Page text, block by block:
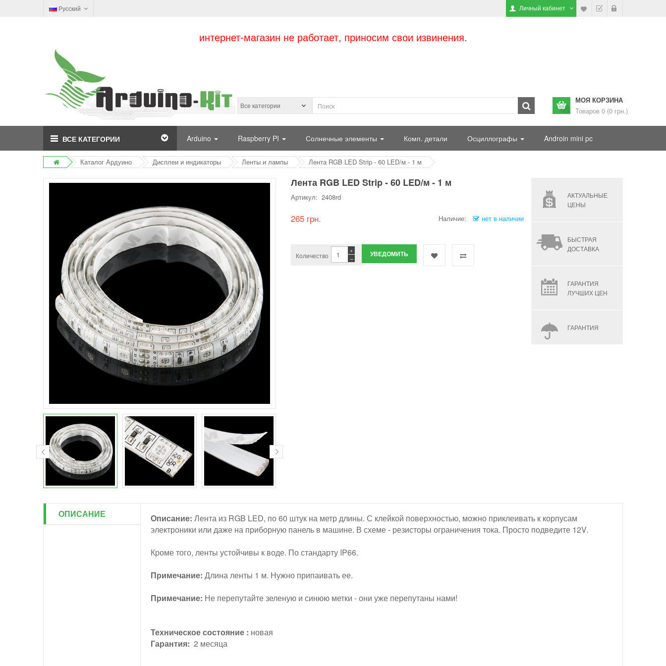
Русский Личный кабинет
интернет-магазин не работает, приносим свои извинения.
МОЯ КОРЗИНА
Товаров 0 (0 грн.)
ВСЕ КАТЕГОРИИ Arduino Raspberry PI Солнечные элементы Комп. детали Осциллографы Androin mini pc
Каталог Ардуино Дисплеи и индикаторы Ленты и лампы Лента RGB LED Strip - 60 LED/м - 1 м
Лента RGB LED Strip - 60 LED/м - 1 м
Артикул: 2408rd
265 грн. Наличие: нет в наличии
Количество −
+ УВЕДОМИТЬ
АКТУАЛЬНЫЕ
ЦЕНЫ
БЫСТРАЯ
ДОСТАВКА
ГАРАНТИЯ
ЛУЧШИХ ЦЕН
ГАРАНТИЯ
ОПИСАНИЕ Описание: Лента из RGB LED, по 60 штук на метр длины. С клейкой поверхностью, можно приклеивать к корпусам
электроники или даже на приборную панель в машине. В схеме - резисторы ограничения тока. Просто подведите 12V.
Кроме того, ленты устойчивы к воде. По стандарту IP66.
Примечание: Длина ленты 1 м. Нужно припаивать ее.
Примечание: Не перепутайте зеленую и синюю метки - они уже перепутаны нами!
Техническое состояние : новая
Гарантия: 2 месяца